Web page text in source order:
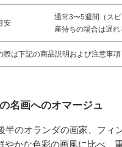
安
通常3〜5週間（ス
産待ちの場合は遅れ
際は下記の商品説明および注意事項
名画へのオマージュ
半のオランダの画家、フィ
やかな色彩の画風に比べ、